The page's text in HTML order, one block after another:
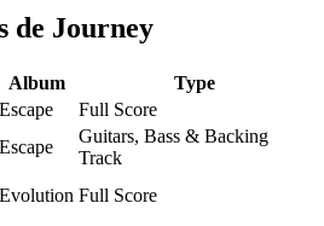
de Journey
Album
Type
Escape
Full Score
Escape
Guitars, Bass & Backing
Track
Evolution Full Score